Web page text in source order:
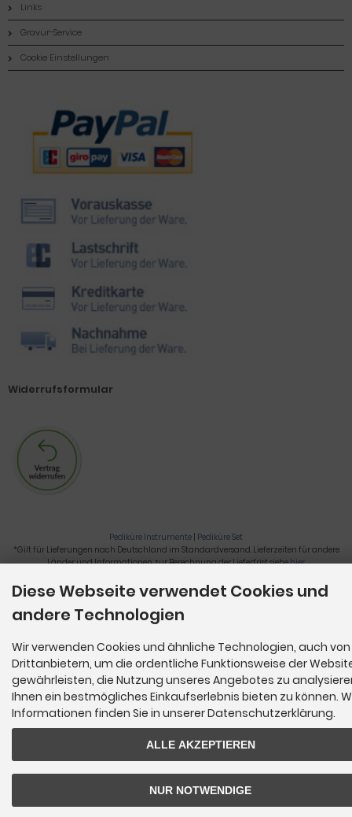
Links
Gravur-Service
Cookie Einstellungen
Zahlungsmethoden
Widerrufsformular
Pediküre Instrumente | Pediküre Set
*Gilt für Lieferungen nach Deutschland im Standardversand. Lieferzeiten für andere
Länder und Informationen zur Berechnung der Lieferfrist siehehier.
Nagelzange, Podologie, Pediküre, Fußpflegegeräte, Nagelfräser © 2026
Diese Webseite verwendet Cookies und
andere Technologien
Wir verwenden Cookies und ähnliche Technologien, auch von
Drittanbietern, um die ordentliche Funktionsweise der
gewährleisten, die Nutzung unseres Angebotes zu
Ihnen ein bestmögliches Einkaufserlebnis bieten zu können.
Informationen finden Sie in unserer Datenschutzerklärung.
ALLE AKZEPTIEREN
NUR NOTWENDIGE